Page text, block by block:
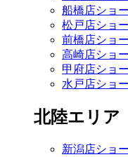
船橋店ショ
松戸店ショ
前橋店ショ
高崎店ショ
甲府店ショ
水戸店ショ
北陸エリア
新潟店ショ